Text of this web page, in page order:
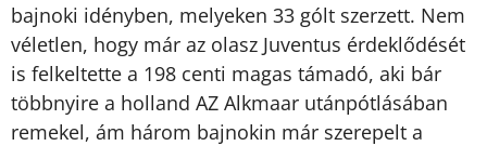
bajnoki idényben, melyeken 33 gólt szerzett. Nem
véletlen, hogy már az olasz Juventus érdeklődését
is felkeltette a 198 centi magas támadó, aki bár
többnyire a holland AZ Alkmaar utánpótlásában
remekel, ám három bajnokin már szerepelt a